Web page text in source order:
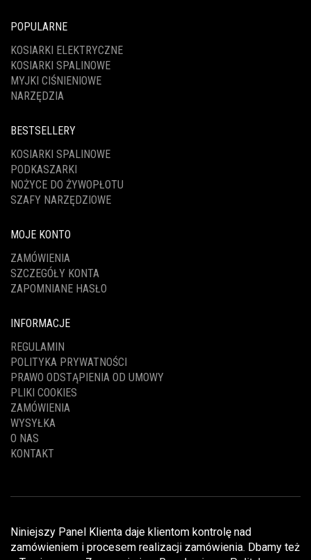
POPULARNE
KOSIARKI ELEKTRYCZNE
KOSIARKI SPALINOWE
MYJKI CIŚNIENIOWE
NARZĘDZIA
BESTSELLERY
KOSIARKI SPALINOWE
PODKASZARKI
NOŻYCE DO ŻYWOPŁOTU
SZAFY NARZĘDZIOWE
MOJE KONTO
ZAMÓWIENIA
SZCZEGÓŁY KONTA
ZAPOMNIANE HASŁO
INFORMACJE
REGULAMIN
POLITYKA PRYWATNOŚCI
PRAWO ODSTĄPIENIA OD UMOWY
PLIKI COOKIES
ZAMÓWIENIA
WYSYŁKA
O NAS
KONTAKT
Niniejszy Panel Klienta daje klientom kontrolę nad
zamówieniem i procesem realizacji zamówienia. Dbamy też